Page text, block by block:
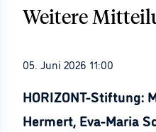
Weitere
05. Juni 2026 11:00
HORIZONT-Stiftung:
Hermert, Eva-Maria